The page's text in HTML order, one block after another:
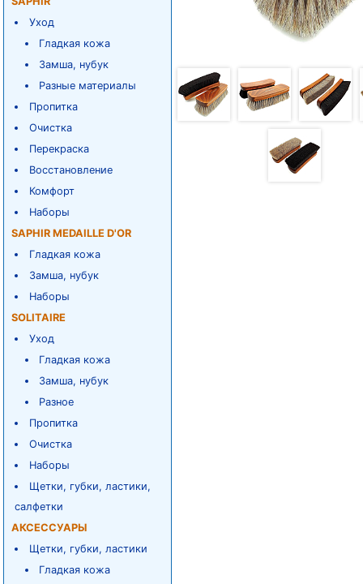
Уход
Гладкая кожа
Замша, нубук
Разные материалы
Пропитка
Очистка
Перекраска
Восстановление
Комфорт
Наборы
SAPHIR MEDAILLE D'OR
Гладкая кожа
Замша, нубук
Наборы
SOLITAIRE
Уход
Гладкая кожа
Замша, нубук
Разное
Пропитка
Очистка
Наборы
Щетки, губки, ластики,
салфетки
АКСЕССУАРЫ
Щетки, губки, ластики
Гладкая кожа